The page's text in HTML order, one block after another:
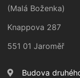
(Malá Boženka)
Knappova 287
551 01 Jaroměř
Budova